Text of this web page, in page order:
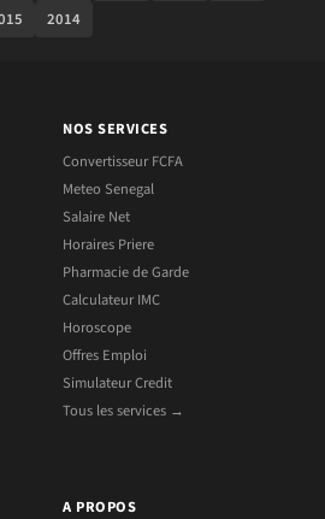
2014
NOS SERVICES
Convertisseur FCFA
Meteo Senegal
Salaire Net
Horaires Priere
Pharmacie de Garde
Calculateur IMC
Horoscope
Offres Emploi
Simulateur Credit
Tous les services →
A PROPOS